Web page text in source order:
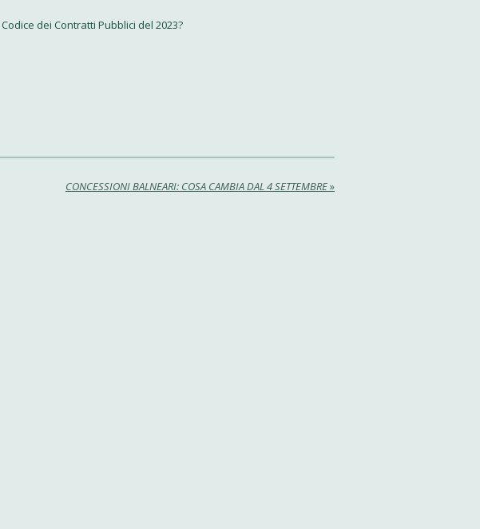
dei Contratti Pubblici del 2023?
CONCESSIONI BALNEARI: COSA CAMBIA DAL 4 SETTEMBRE»